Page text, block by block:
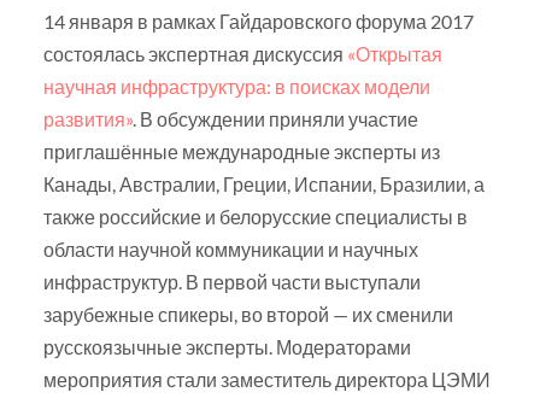
14 января в рамках Гайдаровского форума 2017
состоялась экспертная дискуссия «Открытая
научная инфраструктура: в поисках модели
развития». В обсуждении приняли участие
приглашённые международные эксперты из
Канады, Австралии, Греции, Испании, Бразилии, а
также российские и белорусские специалисты в
области научной коммуникации и научных
инфраструктур. В первой части выступали
зарубежные спикеры, во второй — их сменили
русскоязычные эксперты. Модераторами
мероприятия стали заместитель директора ЦЭМИ